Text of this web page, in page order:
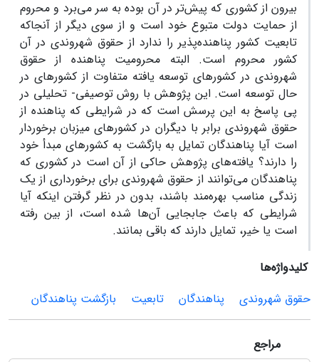
بیرون از کشوری که پیش‌تر در آن بوده به سر می‌برد و محروم
از حمایت دولت متبوع خود است و از سوی دیگر از آنجاکه
تابعیت کشور پناهنده‌پذیر را ندارد از حقوق شهروندی در آن
کشور محروم است. البته محرومیت پناهنده از حقوق
شهروندی در کشورهای توسعه یافته متفاوت از کشورهای در
حال توسعه است. این پژوهش با روش توصیفی- تحلیلی در
پی پاسخ به این پرسش است که در شرایطی که پناهنده از
حقوق شهروندی برابر با دیگران در کشورهای میزبان برخوردار
است آیا پناهندگان تمایل به بازگشت به کشورهای مبدأ خود
را دارند؟ یافته‌های پژوهش حاکی از آن است در کشوری که
پناهندگان می‌توانند از حقوق شهروندی برای برخورداری از یک
زندگی مناسب بهره‌مند باشند، بدون در نظر گرفتن اینکه آیا
شرایطی که باعث جابجایی آن‌ها شده است، از بین رفته
است یا خیر، تمایل دارند که باقی بمانند.
کلیدواژه‌ها
حقوق شهروندی
پناهندگان تابعیت بازگشت پناهندگان
مراجع